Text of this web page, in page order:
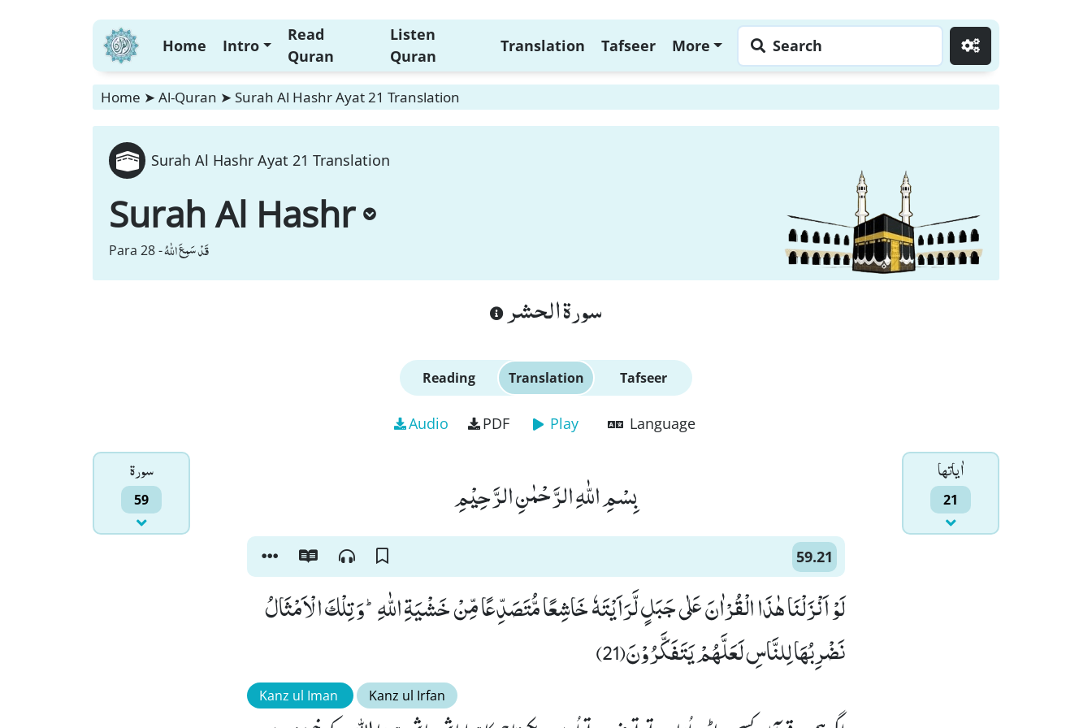
Home Intro
Read
Quran
Listen
Quran
Translation Tafseer More Search
Home ➤ Al-Quran ➤ Surah Al Hashr Ayat 21 Translation
Surah Al Hashr Ayat 21 Translation
Surah Al Hashr
Para 28 -قَدْ سَمِعَ اللّٰهُ
سورة الحشر
Reading Translation Tafseer
Audio PDF Play Language
سورۃ
59
اٰياتها
21 بِسْمِ اللّٰهِ الرَّحْمٰنِ الرَّحِیْمِ
59.21
لَوْ اَنْزَلْنَا هٰذَا الْقُرْاٰنَ عَلٰى جَبَلٍ لَّرَاَیْتَهٗ خَاشِعًا مُّتَصَدِّعًا مِّنْ خَشْیَةِ اللّٰهِؕ-وَ تِلْكَ الْاَمْثَالُ
نَضْرِبُهَا لِلنَّاسِ لَعَلَّهُمْ یَتَفَكَّرُوْنَ(21)
Kanz ul Iman Kanz ul Irfan